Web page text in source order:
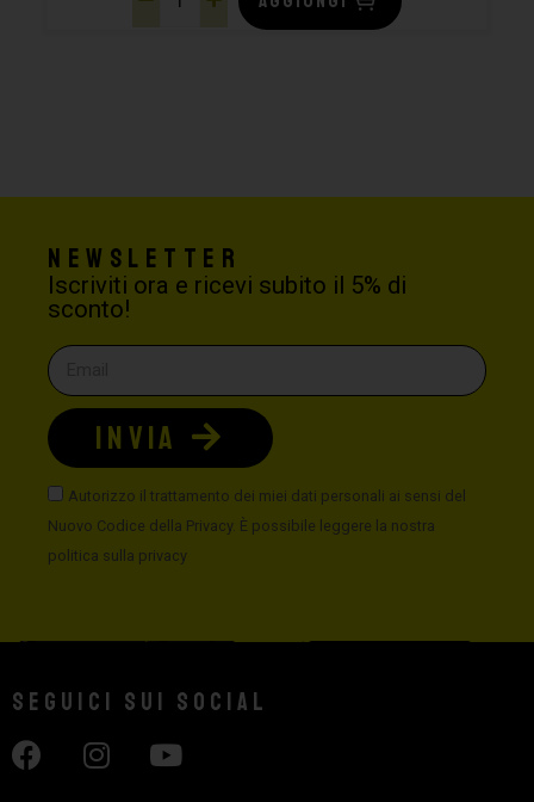
Newsletter
Iscriviti ora e ricevi subito il 5% di
sconto!
Autorizzo il trattamento dei miei dati personali ai sensi del
Nuovo Codice della Privacy. È possibile leggere la nostra
politica sulla privacy
INVIA
Seguici sui social